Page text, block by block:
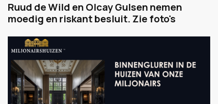
Ruud de Wild en Olcay Gulsen nemen
moedig en riskant besluit. Zie foto's